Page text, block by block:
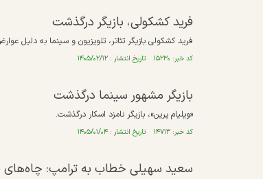
فرید کشکولی، بازیگر درگذشت
فرید کشکولی بازیگر تئاتر، تلویزیون و سینما به دلیل
کد خبر: ۱۵۲۳۰ تاریخ انتشار : ۱۴۰۵/۰۲/۱۲
بازیگر مشهور سینما درگذشت
«ویلیام پرین»، بازیگر نامزد اسکار درگذشت.
کد خبر: ۱۴۷۱۳ تاریخ انتشار : ۱۴۰۵/۰۱/۰۴
سعید سهیلی خطاب به ترامپ: چاه‌های